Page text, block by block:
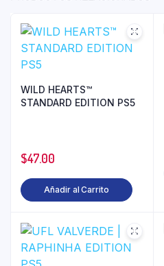
WILD HEARTS™
STANDARD EDITION PS5
$47.00
Añadir al Carrito